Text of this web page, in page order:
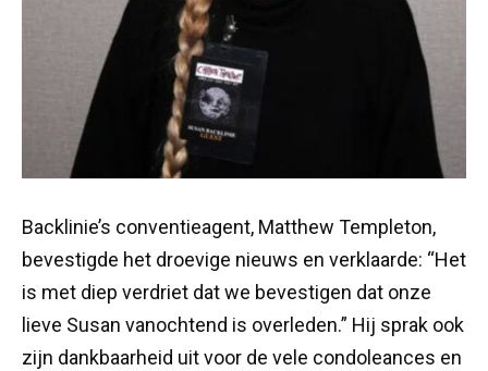
Backlinie’s conventieagent, Matthew Templeton,
bevestigde het droevige nieuws en verklaarde: “Het
is met diep verdriet dat we bevestigen dat onze
lieve Susan vanochtend is overleden.” Hij sprak ook
zijn dankbaarheid uit voor de vele condoleances en